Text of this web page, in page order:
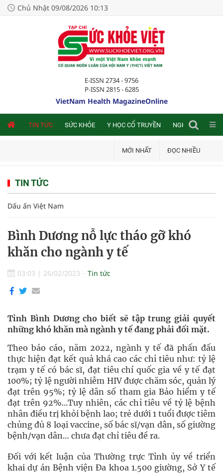
Chủ Nhật 09/08/2026 10:13
E-ISSN 2734 - 9756
P-ISSN 2815 - 6285
VietNam Health MagazineOnline
TIN TỨC SỨC KHỎE Y HỌC CỔ TRUYỀN NGHIÊN CỨU
MỚI NHẤT ĐỌC NHIỀU
TIN TỨC
Dấu ấn Việt Nam
Bình Dương nỗ lực tháo gỡ khó
khăn cho ngành y tế
03:03 | 26/02/2023 Tin tức
Tỉnh Bình Dương cho biết sẽ tập trung giải quyết
những khó khăn mà ngành y tế đang phải đối mặt.
Theo báo cáo, năm 2022, ngành y tế đã phấn đấu
thực hiện đạt kết quả khá cao các chỉ tiêu như: tỷ lệ
trạm y tế có bác sĩ, đạt tiêu chí quốc gia về y tế đạt
100%; tỷ lệ người nhiễm HIV được chăm sóc, quản lý
đạt trên 95%; tỷ lệ dân số tham gia Bảo hiểm y tế
đạt trên 92%...Tuy nhiên, các chỉ tiêu về tỷ lệ bệnh
nhân điều trị khỏi bệnh lao; trẻ dưới 1 tuổi được tiêm
chủng đủ 8 loại vaccine, số bác sĩ/vạn dân, số giường
bệnh/vạn dân… chưa đạt chỉ tiêu đề ra.
Đối với kết luận của Thường trực Tỉnh ủy về triển
khai dự án Bệnh viện Đa khoa 1.500 giường, Sở Y tế